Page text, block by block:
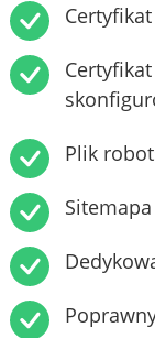
Certyfikat
Plik